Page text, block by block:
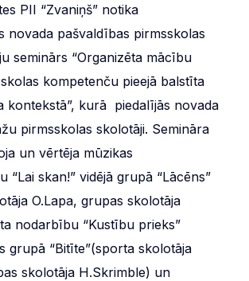
PII “Zvaniņš” notika
novada pašvaldības pirmsskolas
seminārs “Organizēta mācību
kompetenču pieejā balstīta
kontekstā”, kurā piedalījās novada
pirmsskolas skolotāji. Semināra
un vērtēja mūzikas
“Lai skan!” vidējā grupā “Lācēns”
O.Lapa, grupas skolotāja
nodarbību “Kustību prieks”
grupā “Bitīte”(sporta skolotāja
skolotāja H.Skrimble) un